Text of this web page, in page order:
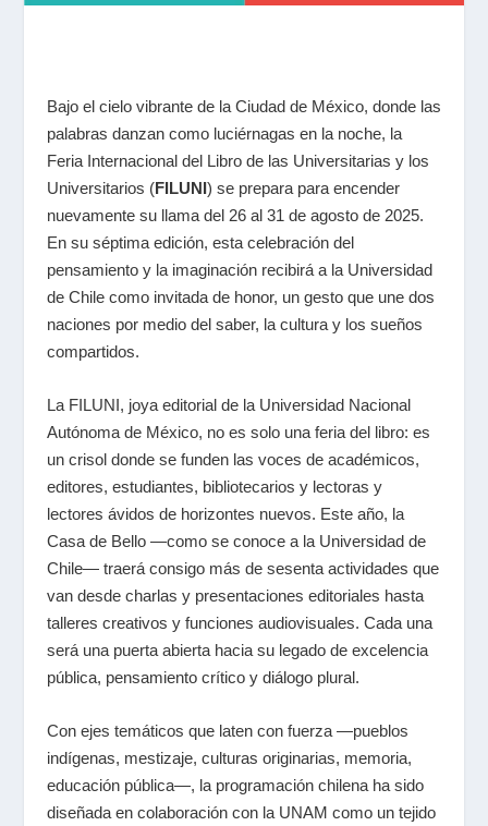
Bajo el cielo vibrante de la Ciudad de México, donde las
palabras danzan como luciérnagas en la noche, la
Feria Internacional del Libro de las Universitarias y los
Universitarios (FILUNI) se prepara para encender
nuevamente su llama del 26 al 31 de agosto de 2025.
En su séptima edición, esta celebración del
pensamiento y la imaginación recibirá a la Universidad
de Chile como invitada de honor, un gesto que une dos
naciones por medio del saber, la cultura y los sueños
compartidos.
La FILUNI, joya editorial de la Universidad Nacional
Autónoma de México, no es solo una feria del libro: es
un crisol donde se funden las voces de académicos,
editores, estudiantes, bibliotecarios y lectoras y
lectores ávidos de horizontes nuevos. Este año, la
Casa de Bello —como se conoce a la Universidad de
Chile— traerá consigo más de sesenta actividades que
van desde charlas y presentaciones editoriales hasta
talleres creativos y funciones audiovisuales. Cada una
será una puerta abierta hacia su legado de excelencia
pública, pensamiento crítico y diálogo plural.
Con ejes temáticos que laten con fuerza —pueblos
indígenas, mestizaje, culturas originarias, memoria,
educación pública—, la programación chilena ha sido
diseñada en colaboración con la UNAM como un tejido